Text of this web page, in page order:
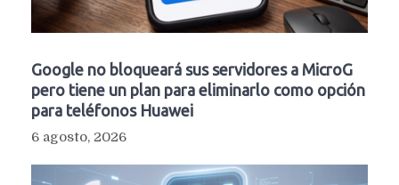
Google no bloqueará sus servidores a MicroG
pero tiene un plan para eliminarlo como opción
para teléfonos Huawei
6 agosto, 2026